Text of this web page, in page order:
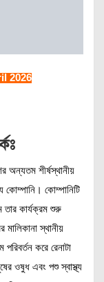
2026
অন্যতম শীর্ষস্থানীয়
কোম্পানি। কোম্পানিটি
কার্যক্রম শুরু
স্থানীয়
করে রেনাটা
ওষুধ এবং পশু স্বাস্থ্য